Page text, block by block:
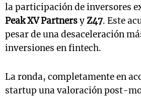
la participación de inversores
Peak XV PartnersyZ47. Este
pesar de una desaceleración
inversiones en fintech.
La ronda, completamente en
startup una valoración post-